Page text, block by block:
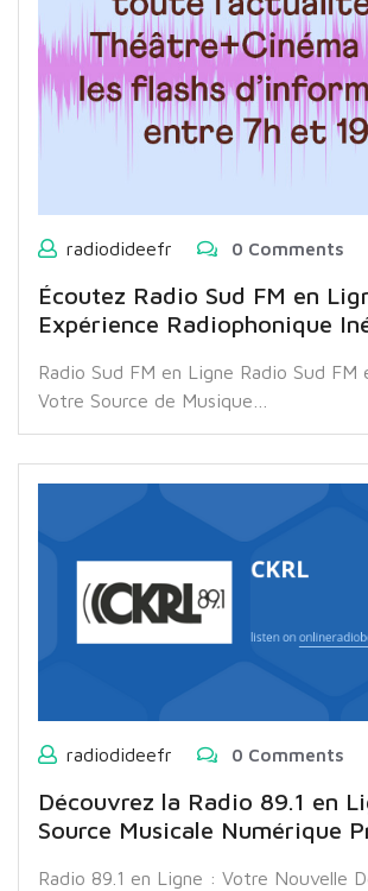
radiodideefr 0 Comments
Écoutez Radio Sud FM en
Expérience Radiophonique
Radio Sud FM en Ligne Radio Sud FM
Votre Source de Musique…
radiodideefr 0 Comments
Découvrez la Radio 89.1 en
Source Musicale Numérique
Radio 89.1 en Ligne : Votre Nouvelle